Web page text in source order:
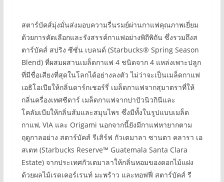
สตาร์บัคส์มุ่งมั่นส่งมอบความรื่นรมย์ผ่านกาแฟคุณภาพเยี่ยม
ด้วยการคัดเลือกและรังสรรค์กาแฟอย่างพิถีพิถัน ซึ่งรวมถึงส
ตาร์บัคส์ สปริง ซีซั่น เบลนด์ (Starbucks® Spring Season
Blend) ที่ผสมผสานเมล็ดกาแฟ 4 ชนิดจาก 4 แหล่งเพาะปลูก
ที่มีชื่อเสียงที่สุดในโลกได้อย่างลงตัว ไม่ว่าจะเป็นเมล็ดกาแฟ
เอธิโอเปียให้กลิ่นดาร์กเชอร์รี่ เมล็ดกาแฟจากสุมาตราที่ให้
กลิ่นครื่องเทศซีดาร์ เมล็ดกาแฟจากปาปัวนิวกินีและ
โคลัมเบียให้กลิ่นส้มและสมุนไพร ซึ่งมีทั้งในรูปแบบเมล็ด
กาแฟ, VIA และ Origami นอกจากนี้ยังมีกาแฟหายากตาม
ฤดูกาลอย่าง สตาร์บัคส์ รีเสิร์ฟ กัวเตมาลา ซานตา คลารา เอ
สเตท (Starbucks Reserve™ Guatemala Santa Clara
Estate) จากประเทศกัวเตมาลาให้กลิ่นหอมของดอกไม้แฝง
ด้วยผลไม้เรดเคอร์เรนท์ มะพร้าว และทอฟฟี่ สตาร์บัคส์ รี